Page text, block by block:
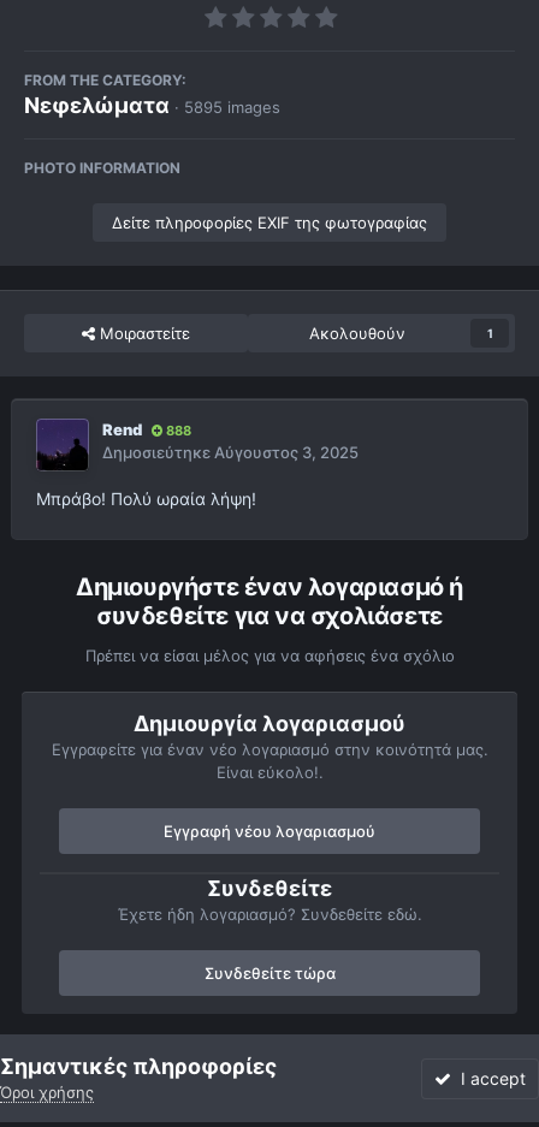
FROM THE CATEGORY:
Νεφελώματα · 5895 images
PHOTO INFORMATION
Δείτε πληροφορίες EXIF της φωτογραφίας
Μοιραστείτε Ακολουθούν 1
Rend 888
ΔημοσιεύτηκεΑύγουστος 3, 2025
Μπράβο! Πολύ ωραία λήψη!
Δημιουργήστε έναν λογαριασμό ή
συνδεθείτε για να σχολιάσετε
Πρέπει να είσαι μέλος για να αφήσεις ένα σχόλιο
Δημιουργία λογαριασμού
Εγγραφείτε για έναν νέο λογαριασμό στην κοινότητά μας.
Είναι εύκολο!.
Εγγραφή νέου λογαριασμού
Συνδεθείτε
Έχετε ήδη λογαριασμό? Συνδεθείτε εδώ.
Συνδεθείτε τώρα
Αρχή Αστροφωτογραφίες Βαθύς Ουρανός
Σημαντικές πληροφορίες
Όροι χρήσης
I accept
Forum